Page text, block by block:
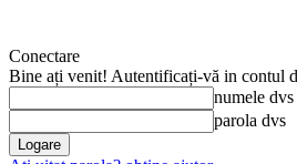
Conectare
Bine ați venit! Autentificați-vă in contul
numele
parola dvs